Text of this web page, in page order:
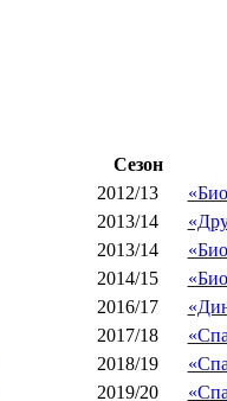
Сезон
2012/13
2013/14
2013/14
2014/15
2016/17
2017/18
2018/19
2019/20